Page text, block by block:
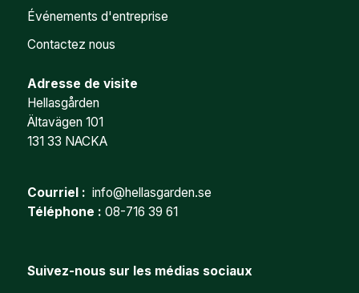
Événements d'entreprise
Contactez nous
Adresse de visite
Hellasgården
Ältavägen 101
131 33 NACKA
Courriel : info@hellasgarden.se
Téléphone : 08-716 39 61
Suivez-nous sur les médias sociaux